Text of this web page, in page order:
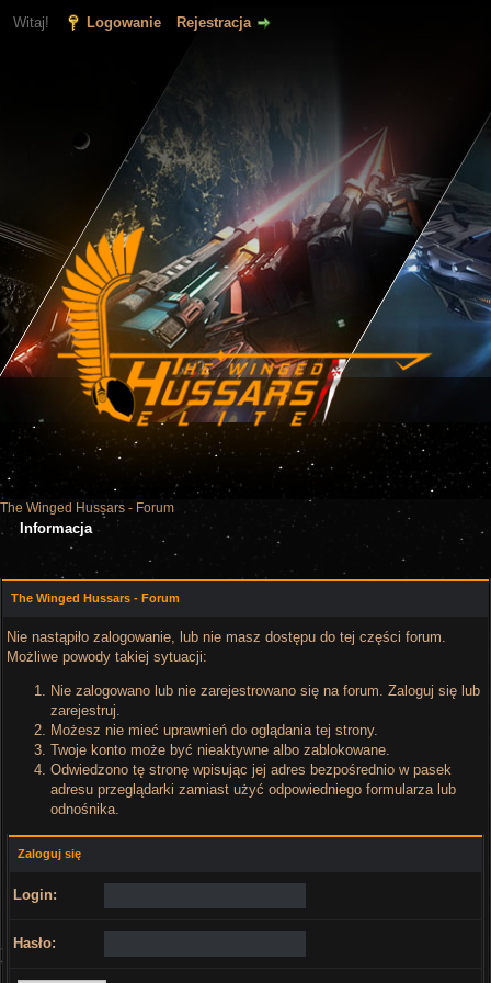
Witaj! Logowanie Rejestracja
The Winged Hussars - Forum
Informacja
The Winged Hussars - Forum
Nie nastąpiło zalogowanie, lub nie masz dostępu do tej części forum.
Możliwe powody takiej sytuacji:
Nie zalogowano lub nie zarejestrowano się na forum. Zaloguj się lub
zarejestruj.
Możesz nie mieć uprawnień do oglądania tej strony.
Twoje konto może być nieaktywne albo zablokowane.
Odwiedzono tę stronę wpisując jej adres bezpośrednio w pasek
adresu przeglądarki zamiast użyć odpowiedniego formularza lub
odnośnika.
Zaloguj się
Login:
Hasło: